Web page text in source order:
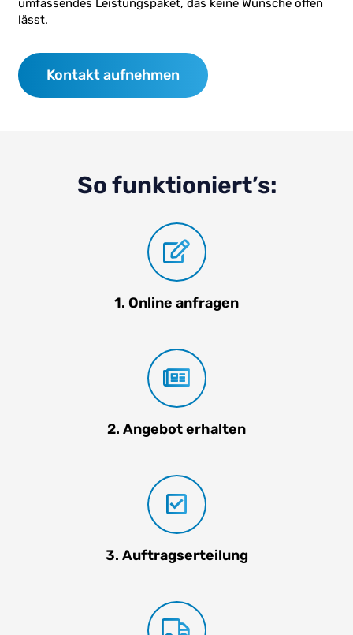
umfassendes Leistungspaket, das keine Wünsche offen
lässt.
Kontakt aufnehmen
So funktioniert’s:
1. Online anfragen
2. Angebot erhalten
3. Auftragserteilung